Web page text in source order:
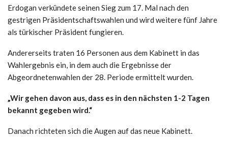
Erdogan verkündete seinen Sieg zum 17. Mal nach den
gestrigen Präsidentschaftswahlen und wird weitere fünf Jahre
als türkischer Präsident fungieren.
Andererseits traten 16 Personen aus dem Kabinett in das
Wahlergebnis ein, in dem auch die Ergebnisse der
Abgeordnetenwahlen der 28. Periode ermittelt wurden.
„Wir gehen davon aus, dass es in den nächsten 1-2 Tagen
bekannt gegeben wird.“
Danach richteten sich die Augen auf das neue Kabinett.